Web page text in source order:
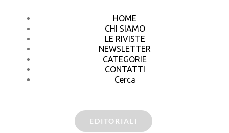
HOME
CHI SIAMO
LE RIVISTE
NEWSLETTER
CATEGORIE
CONTATTI
Cerca
EDITORIALI